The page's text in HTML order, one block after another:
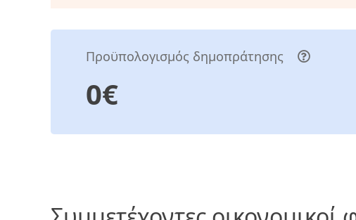
Προϋπολογισμός δημοπράτησης
0€